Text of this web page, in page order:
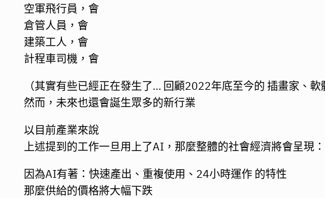
空軍飛行員，會
倉管人員，會
建築工人，會
計程車司機，會
（其實有些已經正在發生了… 回顧2022年底至今的 插畫家、軟
然而，未來也還會誕生眾多的新行業
以目前產業來說
上述提到的工作一旦用上了AI，那麼整體的社會經濟將會呈現
因為AI有著：快速產出、重複使用、24小時運作 的特性
那麼供給的價格將大幅下跌